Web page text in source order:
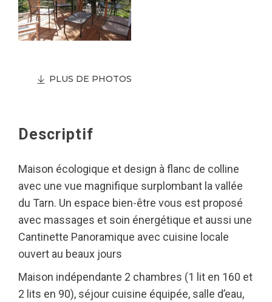
PLUS DE PHOTOS
Descriptif
Maison écologique et design à flanc de colline
avec une vue magnifique surplombant la vallée
du Tarn. Un espace bien-être vous est proposé
avec massages et soin énergétique et aussi une
Cantinette Panoramique avec cuisine locale
ouvert au beaux jours
Maison indépendante 2 chambres (1 lit en 160 et
2 lits en 90), séjour cuisine équipée, salle d’eau,